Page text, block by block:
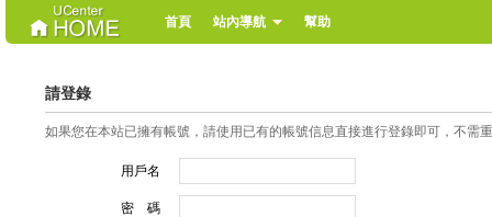
首頁 站內導航 幫助
請登錄
如果您在本站已擁有帳號，請使用已有的帳號信息直接進行登錄即可，不需
用戶名
密 碼